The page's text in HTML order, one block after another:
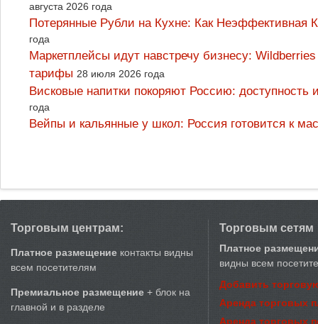
августа 2026 года
Потерянные Рубли на Кухне: Как
года
Маркетплейсы идут навстречу бизнесу:
тарифы 28 июля 2026 года
Висковые напитки покоряют Россию:
года
Вейпы и кальянные у школ: Россия готовится к
Торговым центрам:
Платное размещение контакты видны
всем посетителям
Премиальное размещение + блок на
главной и в разделе
Торговым сетям
Платное
видны всем
Добавить
Аренда торговых
Аренда торговых